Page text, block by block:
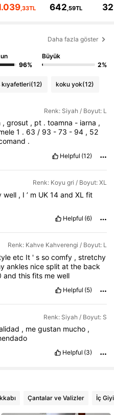
,33TL 642 ,59TL
Daha fazla göster
96%
Büyük
2%
kıyafetleri(12) koku yok(12)
Renk: Siyah / Boyut: L
, grosut , pt . toamna - iarna ,
1 . 63/ 93 -73 - 94 , 52
.
Helpful (12)
Renk: Koyu gri / Boyut: XL
well , I ’ m UK 14 and XL fit
Helpful (6)
Renk: Kahve Kahverengi / Boyut: L
etc It ' s so comfy , stretchy
ankles nicesplitatthe back
andthisfits mewell
Helpful (5)
Renk: Siyah / Boyut: S
, me gustan mucho ,
Helpful (3)
Çantalar ve Valizler İç